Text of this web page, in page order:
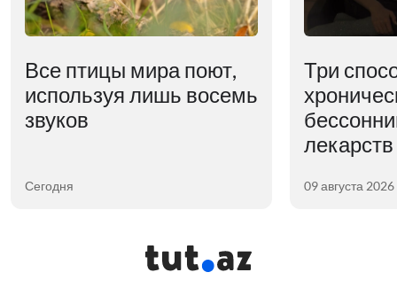
Все птицы мира поют,
используя лишь восемь
звуков
Сегодня
Три
лекарств
09 августа 2026